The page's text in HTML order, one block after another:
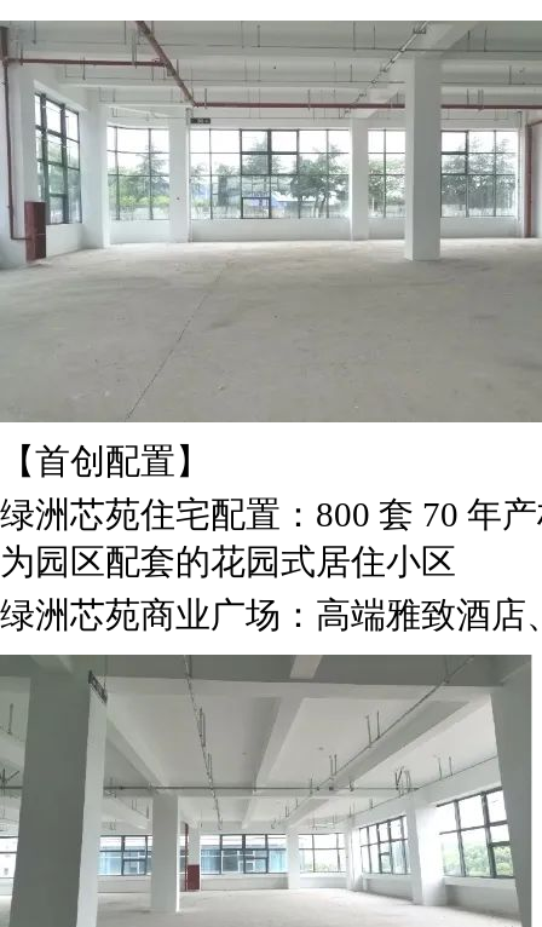
【首创配置】
绿洲芯苑住宅配置：800 套 70 年
为园区配套的花园式居住小区
绿洲芯苑商业广场：高端雅致酒